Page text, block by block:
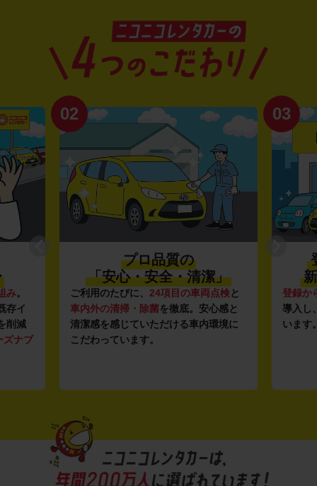
み。
存イ
削減
ズナブ
02
プロ品質の
「安心・安全・清潔」
ご利用のたびに、 24項目の車両点検と
車内外の清掃・除菌を徹底。安心感と
清潔感を感じていただける車内環境に
こだわっています。
03
登録か
導入し
います